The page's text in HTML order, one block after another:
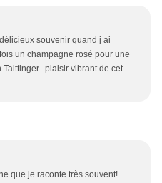
souvenir quand j ai
un champagne rosé pour une
vibrant de cet
que je raconte très souvent!